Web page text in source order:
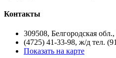
Контакты
309508, Белгородская
(4725) 41-33-98, ж/д тел.
Показать на карте